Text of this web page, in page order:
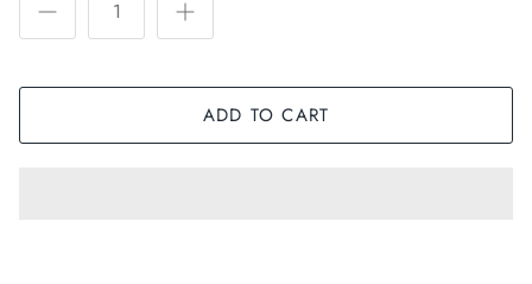
ADD TO CART